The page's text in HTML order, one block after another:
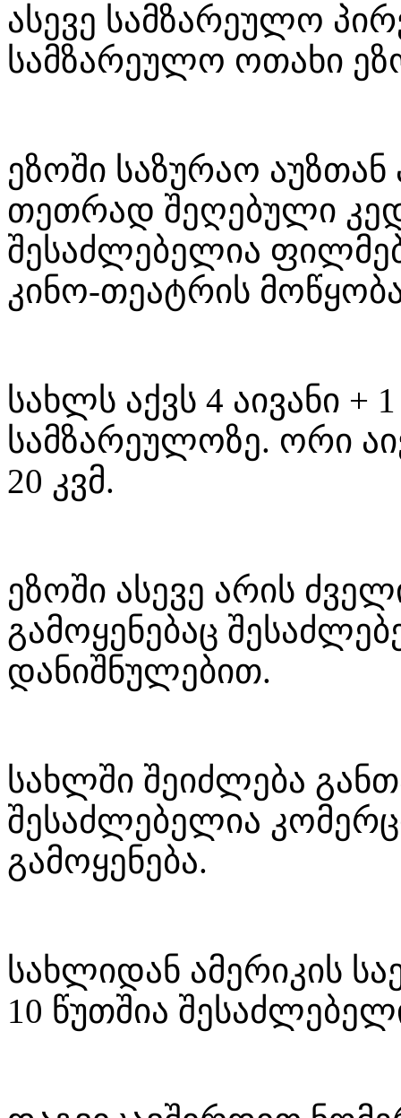
ასევე სამზარეულო
სამზარეულო ოთახი
ეზოში საზურაო
თეთრად შეღებული
შესაძლებელია
კინო-თეატრის
სახლს აქვს 4 აივანი +
სამზარეულოზე. ორი
20 კვმ.
ეზოში ასევე არის
გამოყენებაც
დანიშნულებით.
სახლში შეიძლება
შესაძლებელია
გამოყენება.
სახლიდან ამერიკის
10 წუთშია